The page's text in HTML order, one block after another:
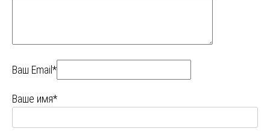
Ваш Email*
Ваше имя*